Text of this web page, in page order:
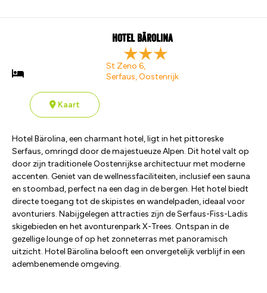
Hotel Bärolina
St Zeno 6,
Serfaus, Oostenrijk
Kaart
Hotel Bärolina, een charmant hotel, ligt in het pittoreske
Serfaus, omringd door de majestueuze Alpen. Dit hotel valt op
door zijn traditionele Oostenrijkse architectuur met moderne
accenten. Geniet van de wellnessfaciliteiten, inclusief een sauna
en stoombad, perfect na een dag in de bergen. Het hotel biedt
directe toegang tot de skipistes en wandelpaden, ideaal voor
avonturiers. Nabijgelegen attracties zijn de Serfaus-Fiss-Ladis
skigebieden en het avonturenpark X-Trees. Ontspan in de
gezellige lounge of op het zonneterras met panoramisch
uitzicht. Hotel Bärolina belooft een onvergetelijk verblijf in een
adembenemende omgeving.